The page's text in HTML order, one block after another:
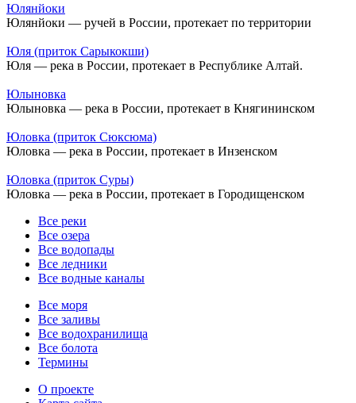
Юлянйоки
Юлянйоки — ручей в России, протекает по территории
Юля (приток Сарыкокши)
Юля — река в России, протекает в Республике Алтай.
Юлыновка
Юлыновка — река в России, протекает в Княгининском
Юловка (приток Сюксюма)
Юловка — река в России, протекает в Инзенском
Юловка (приток Суры)
Юловка — река в России, протекает в Городищенском
Все реки
Все озера
Все водопады
Все ледники
Все водные каналы
Все моря
Все заливы
Все водохранилища
Все болота
Термины
О проекте